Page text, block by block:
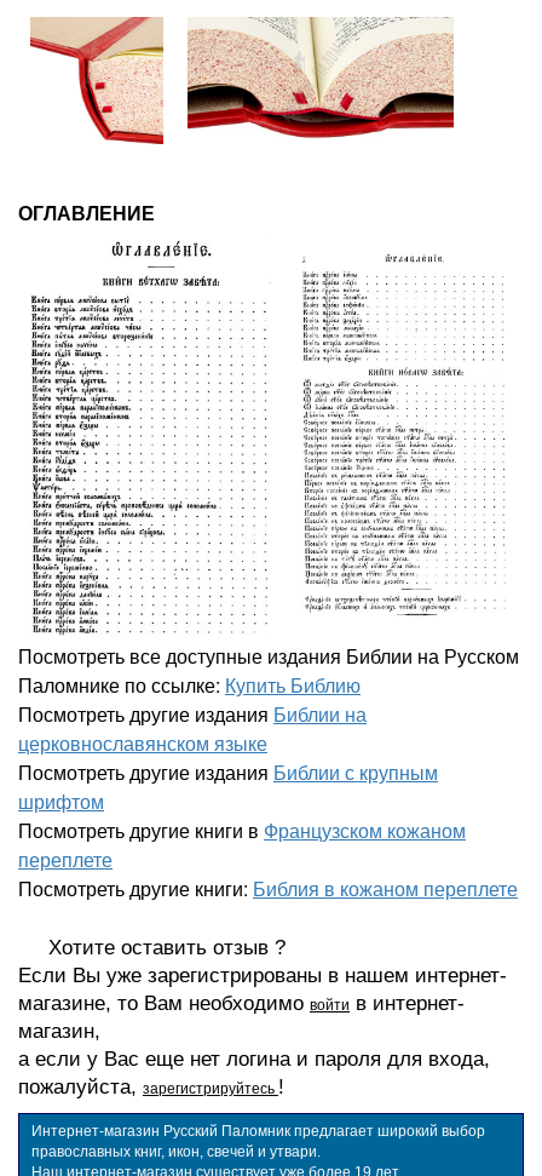
ОГЛАВЛЕНИЕ
Посмотреть все доступные издания Библии на Русском
Паломнике по ссылке: Купить Библию
Посмотреть другие издания Библии на
церковнославянском языке
Посмотреть другие издания Библии с крупным
шрифтом
Посмотреть другие книги в Французском кожаном
переплете
Посмотреть другие книги: Библия в кожаном переплете
Хотите оставить отзыв ?
Если Вы уже зарегистрированы в нашем интернет-
магазине, то Вам необходимо войти в интернет-
магазин,
а если у Вас еще нет логина и пароля для входа,
пожалуйста, зарегистрируйтесь !
Интернет-магазин Русский Паломник предлагает широкий выбор
православных книг, икон, свечей и утвари.
Наш интернет-магазин существует уже более 19 лет.